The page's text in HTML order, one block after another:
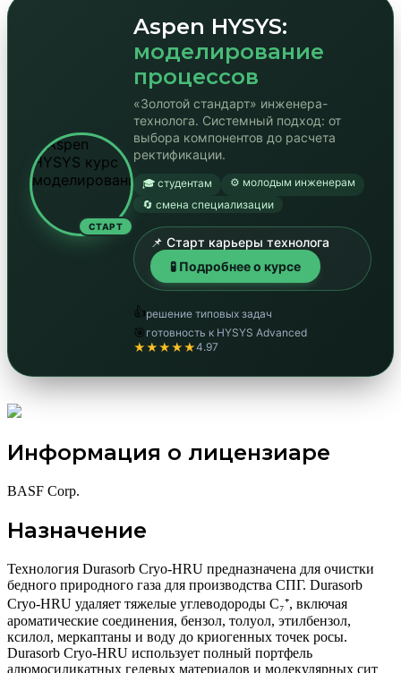
СТАРТ
Aspen HYSYS:
моделирование
процессов
«Золотой стандарт» инженера-
технолога. Системный подход: от
выбора компонентов до расчета
ректификации.
🎓 студентам
⚙️ молодым инженерам
🔄 смена специализации
📌 Старт карьеры технолога
🧪 Подробнее о курсе
👍решение типовых задач
🎯 готовность к HYSYS Advanced
★★★★★4.97
Информация о лицензиаре
BASF Corp.
Назначение
Технология Durasorb Cryo-HRU предназначена для очистки
бедного природного газа для производства СПГ. Durasorb
Cryo-HRU удаляет тяжелые углеводороды C₇⁺, включая
ароматические соединения, бензол, толуол, этилбензол,
ксилол, меркаптаны и воду до криогенных точек росы.
Durasorb Cryo-HRU использует полный портфель
алюмосиликатных гелевых материалов и молекулярных сит